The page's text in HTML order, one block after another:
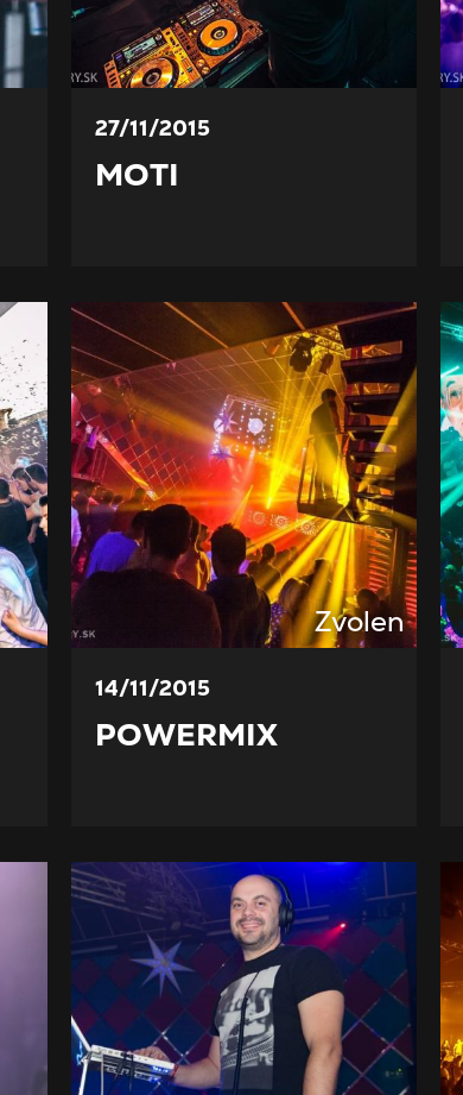
27/11/2015
MOTI
Zvolen
14/11/2015
POWERMIX